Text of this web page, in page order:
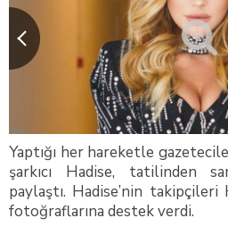
Yaptığı her hareketle
şarkıcı Hadise, tatilinden
paylaştı. Hadise’nin
fotoğraflarına destek verdi.